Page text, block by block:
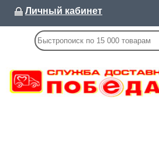
Личный кабинет